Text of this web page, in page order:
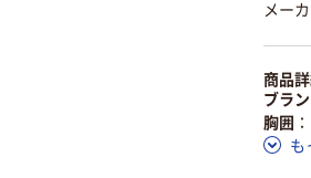
メー
商品
ブラ
胸囲
も